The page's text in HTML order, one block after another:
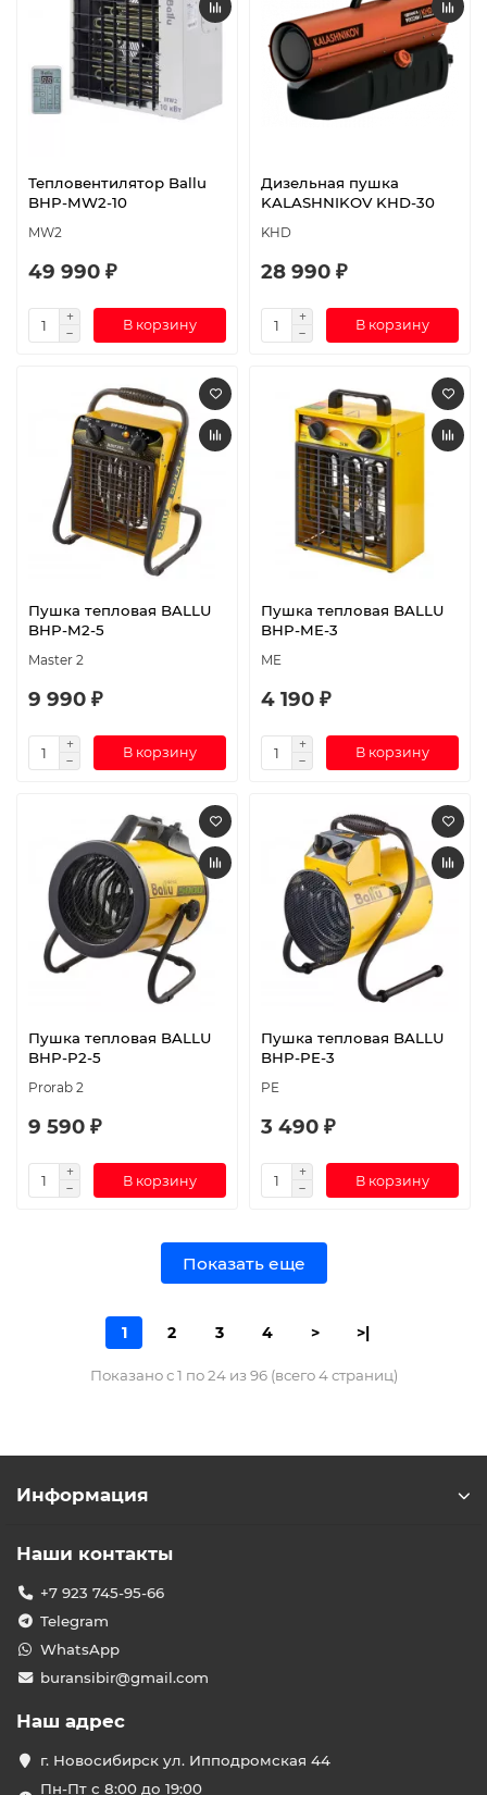
Тепловентилятор Ballu
BHP-MW2-10
MW2
49 990 ₽
В корзину
Дизельная пушка
KALASHNIKOV KHD-30
KHD
28 990 ₽
В корзину
Пушка тепловая BALLU
BHP-M2-5
Master 2
9 990 ₽
В корзину
Пушка тепловая BALLU
BHP-ME-3
ME
4 190 ₽
В корзину
Пушка тепловая BALLU
BHP-P2-5
Prorab 2
9 590 ₽
В корзину
Пушка тепловая BALLU
BHP-PE-3
PE
3 490 ₽
В корзину
Показать еще
1 2 3 4 > >|
Показано с 1 по 24 из 96 (всего 4 страниц)
Информация
Наши контакты
+7 923 745-95-66
Telegram
WhatsApp
buransibir@gmail.com
Наш адрес
г. Новосибирск ул. Ипподромская 44
Пн-Пт с 8:00 до 19:00